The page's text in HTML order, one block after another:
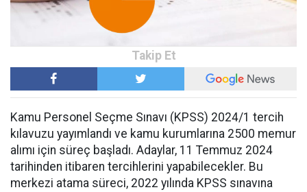
Kamu Personel Seçme Sınavı (KPSS) 2024/1 tercih
kılavuzu yayımlandı ve kamu kurumlarına 2500 memur
alımı için süreç başladı. Adaylar, 11 Temmuz 2024
tarihinden itibaren tercihlerini yapabilecekler. Bu
merkezi atama süreci, 2022 yılında KPSS sınavına